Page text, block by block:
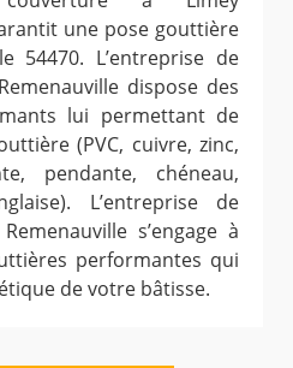
une pose gouttière
54470. L’entreprise de
dispose des
lui permettant de
(PVC, cuivre, zinc,
pendante, chéneau,
L’entreprise de
s’engage à
performantes qui
de votre bâtisse.